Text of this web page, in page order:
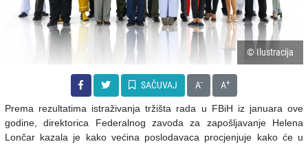
© Ilustracija
SAČUVAJ A- A+
Prema rezultatima istraživanja tržišta rada u FBiH iz januara ove
godine, direktorica Federalnog zavoda za zapošljavanje Helena
Lončar kazala je kako većina poslodavaca procjenjuje kako će u